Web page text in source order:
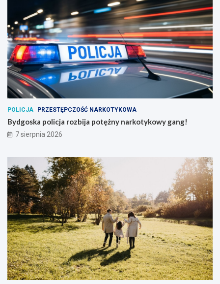
POLICJA PRZESTĘPCZOŚĆ NARKOTYKOWA
Bydgoska policja rozbija potężny narkotykowy gang!
7 sierpnia 2026